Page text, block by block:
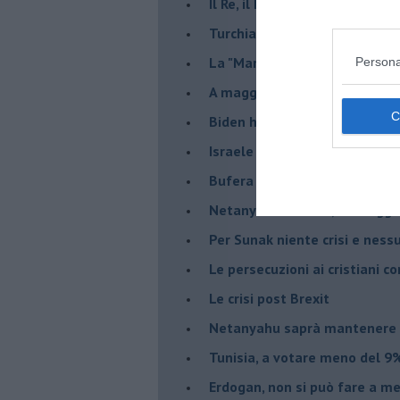
Turchia al voto, Erdogan in
La "Marcia dei vivi" per non
A maggio le urne
Biden ha fatto infuriare la
Israele rischia una guerra
Bufera sull'immigrazione
Netanyahu a Roma, un
Per Sunak niente crisi e
Le persecuzioni ai cristiani
Le crisi post Brexit
Netanyahu saprà mantenere
Tunisia, a votare meno del
Erdogan, non si può fare a